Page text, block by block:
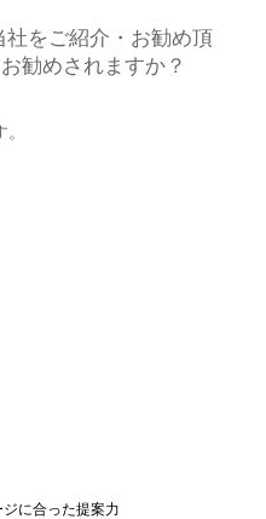
をご紹介・お勧め頂
勧めされますか？
ジに合った提案力